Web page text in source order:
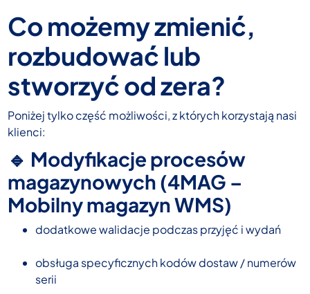
Co możemy zmienić,
rozbudować lub
stworzyć od zera?
Poniżej tylko część możliwości, z których korzystają nasi
klienci:
🔹 Modyfikacje procesów
magazynowych (4MAG –
Mobilny magazyn WMS)
dodatkowe walidacje podczas przyjęć i wydań
obsługa specyficznych kodów dostaw / numerów
serii